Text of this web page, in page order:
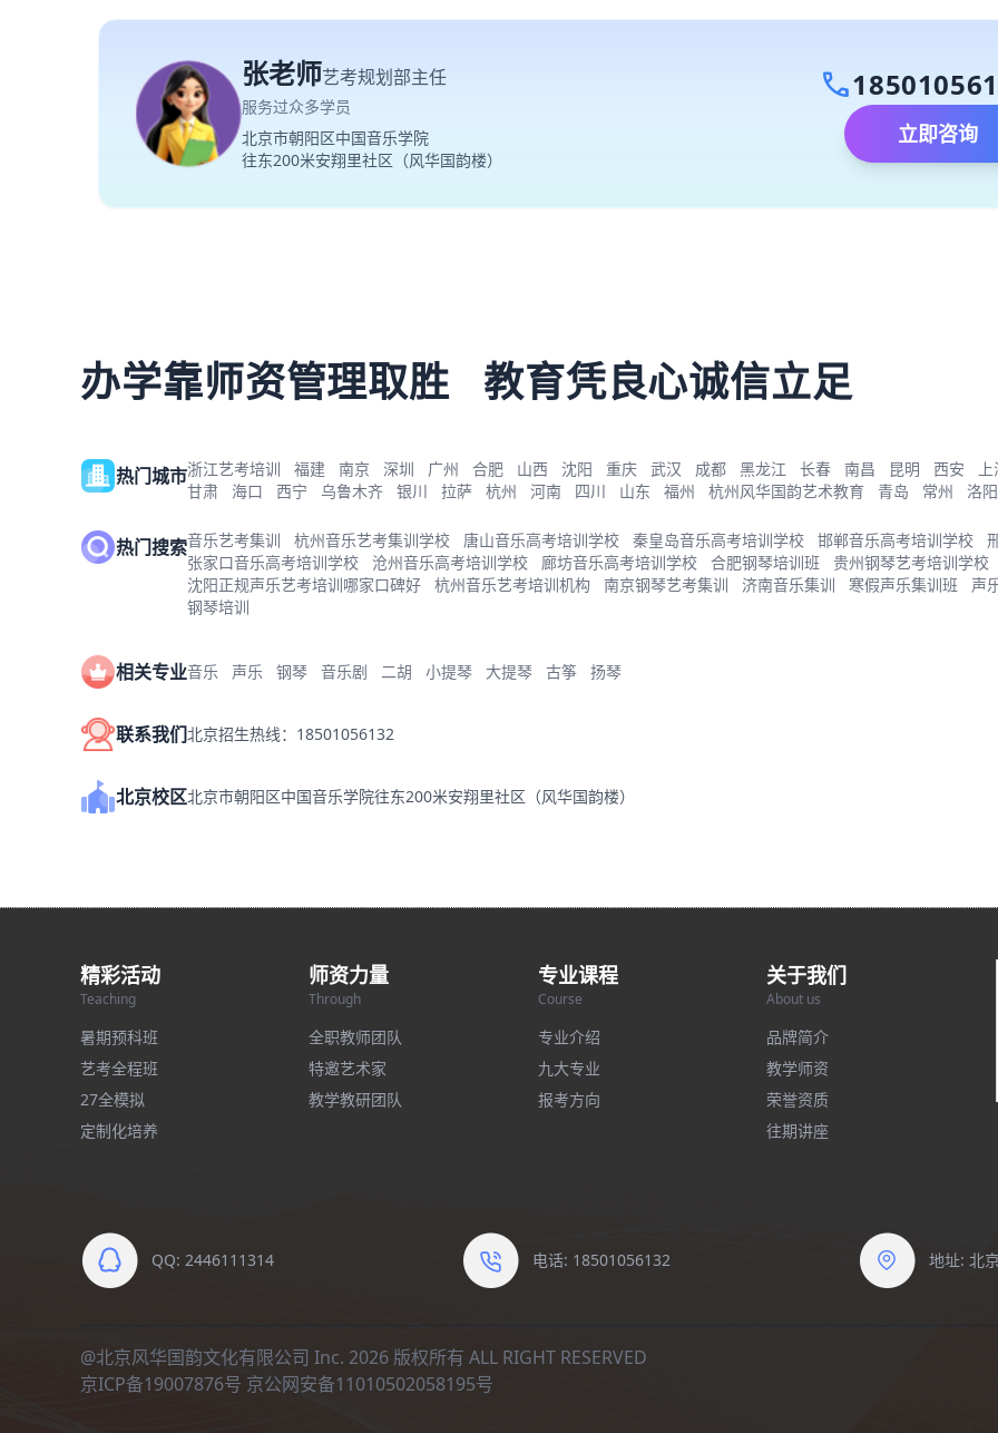
张老师艺考规划部主任
服务过众多学员
北京市朝阳区中国音乐学院
往东200米安翔里社区（风华国韵楼）
call
立即咨询
办学靠师资管理取胜 教育凭良心诚信立足
热门城市浙江艺考培训 福建 南京 深圳 广州 合肥 山西 沈阳 重庆 武汉 成都 黑龙江 长春 南昌 昆明 西安
甘肃
海口 西宁 乌鲁木齐 银川 拉萨 杭州 河南 四川 山东 福州 杭州风华国韵艺术教育 青岛 常州 洛阳
热门搜索音乐艺考集训 杭州音乐艺考集训学校 唐山音乐高考培训学校 秦皇岛音乐高考培训学校 邯郸音乐高考培训学校
张家口音乐高考培训学校
沧州音乐高考培训学校 廊坊音乐高考培训学校 合肥钢琴培训班
贵州钢琴艺考培训学校
沈阳正规声乐艺考培训哪家口碑好
杭州音乐艺考培训机构 南京钢琴艺考集训 济南音乐集训 寒假声乐集训班
声
钢琴培训
相关专业音乐 声乐 钢琴 音乐剧 二胡 小提琴 大提琴 古筝 扬琴
联系我们北京招生热线：18501056132
北京校区北京市朝阳区中国音乐学院往东200米安翔里社区（风华国韵楼）
精彩活动
Teaching
暑期预科班
艺考全程班
27全模拟
定制化培养
师资力量
Through
全职教师团队
特邀艺术家
教学教研团队
专业课程
Course
专业介绍
九大专业
报考方向
关于我们
About us
品牌简介
教学师资
荣誉资质
往期讲座
QQ: 2446111314 电话: 18501056132 地址: 北
@北京风华国韵文化有限公司 Inc. 2026 版权所有 ALL RIGHT RESERVED
京ICP备19007876号 京公网安备11010502058195号